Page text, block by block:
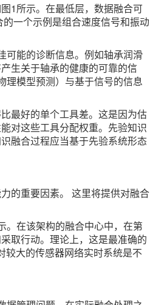
1所示。在最低层，数据融合可
一个示例是组合速度信号和振动
可能的诊断信息。例如轴承润滑
生关于轴承的健康的可靠的信
理模型预测）与基于信号的信息
最好的单个工具差。这是因为估
对这些工具分配权重。先验知识
融合过程应当基于先验系统形态
的重要因素。 这里将提供对融合
。在该架构的融合中心中，在第
取行动。理论上，这是最准确的
较大的传感器网络实时系统是不